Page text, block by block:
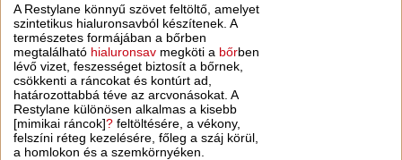
A Restylane könnyű szövet feltöltő, amelyet
szintetikus hialuronsavból készítenek. A
természetes formájában a bőrben
megtalálható hialuronsav megköti a bőrben
lévő vizet, feszességet biztosít a bőrnek,
csökkenti a ráncokat és kontúrt ad,
határozottabbá téve az arcvonásokat. A
Restylane különösen alkalmas a kisebb
[mimikai ráncok]? feltöltésére, a vékony,
felszíni réteg kezelésére, főleg a száj körül,
a homlokon és a szemkörnyéken.